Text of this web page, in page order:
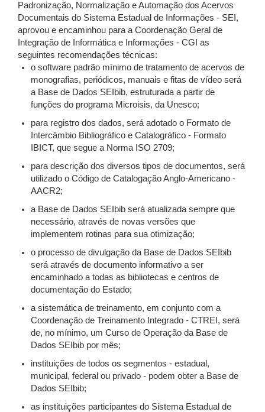
Padronização, Normalização e Automação dos Acervos
Documentais do Sistema Estadual de Informações - SEI,
aprovou e encaminhou para a Coordenação Geral de
Integração de Informática e Informações - CGI as
seguintes recomendações técnicas:
o software padrão mínimo de tratamento de acervos de
monografias, periódicos, manuais e fitas de vídeo será
a Base de Dados SEIbib, estruturada a partir de
funções do programa Microisis, da Unesco;
para registro dos dados, será adotado o Formato de
Intercâmbio Bibliográfico e Catalográfico - Formato
IBICT, que segue a Norma ISO 2709;
para descrição dos diversos tipos de documentos, será
utilizado o Código de Catalogação Anglo-Americano -
AACR2;
a Base de Dados SEIbib será atualizada sempre que
necessário, através de novas versões que
implementem rotinas para sua otimização;
o processo de divulgação da Base de Dados SEIbib
será através de documento informativo a ser
encaminhado a todas as bibliotecas e centros de
documentação do Estado;
a sistemática de treinamento, em conjunto com a
Coordenação de Treinamento Integrado - CTREI, será
de, no mínimo, um Curso de Operação da Base de
Dados SEIbib por mês;
instituições de todos os segmentos - estadual,
municipal, federal ou privado - podem obter a Base de
Dados SEIbib;
as instituições participantes do Sistema Estadual de